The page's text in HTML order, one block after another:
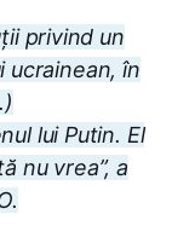
privind un
ucrainean, în
lui Putin. El
nu vrea”, a